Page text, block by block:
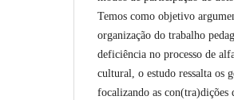
Temos como objetivo
organização do trabalho
deficiência no processo de
cultural, o estudo ressalta os
focalizando as con(tra)dições